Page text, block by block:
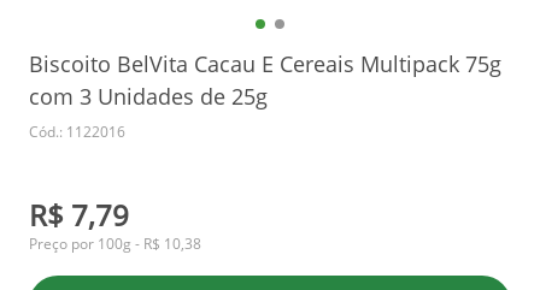
Biscoito BelVita Cacau E Cereais Multipack 75g
com 3 Unidades de 25g
Cód.: 1122016
R$ 7,79
Preço por 100g - R$ 10,38